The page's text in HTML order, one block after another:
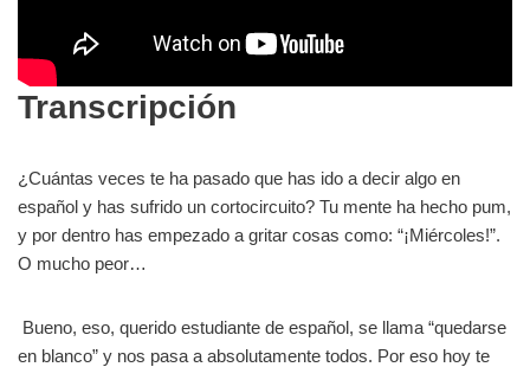
Transcripción
¿Cuántas veces te ha pasado que has ido a decir algo en
español y has sufrido un cortocircuito? Tu mente ha hecho pum,
y por dentro has empezado a gritar cosas como: “¡Miércoles!”.
O mucho peor…
Bueno, eso, querido estudiante de español, se llama “quedarse
en blanco” y nos pasa a absolutamente todos. Por eso hoy te